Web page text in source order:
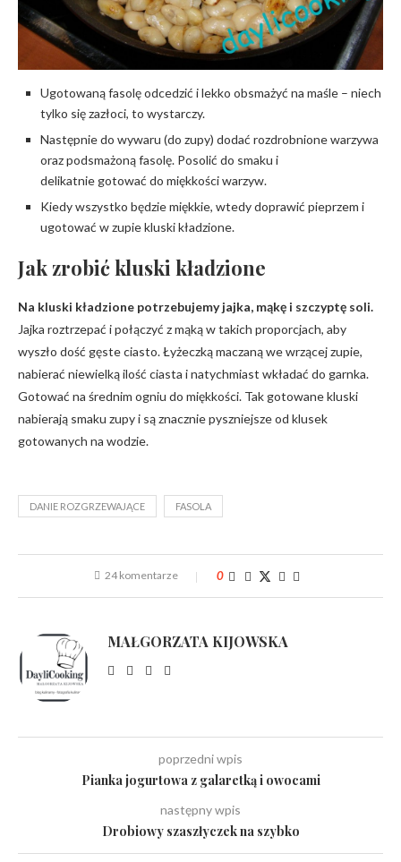
Ugotowaną fasolę odcedzić i lekko obsmażyć na maśle – niech
tylko się zazłoci, to wystarczy.
Następnie do wywaru (do zupy) dodać rozdrobnione warzywa
oraz podsmażoną fasolę. Posolić do smaku i
delikatnie gotować do miękkości warzyw.
Kiedy wszystko będzie miękkie, wtedy doprawić pieprzem i
ugotować w zupie kluski kładzione.
Jak zrobić kluski kładzione
Na kluski kładzione potrzebujemy jajka, mąkę i szczyptę soli.
Jajka roztrzepać i połączyć z mąką w takich proporcjach, aby
wyszło dość gęste ciasto. Łyżeczką maczaną we wrzącej zupie,
nabierać niewielką ilość ciasta i natychmiast wkładać do garnka.
Gotować na średnim ogniu do miękkości. Tak gotowane kluski
nabierają smaku zupy i są znacznie pyszniejsze od klusek
gotowanych na wodzie.
DANIE ROZGRZEWAJĄCE FASOLA
24 komentarze 0
MAŁGORZATA KIJOWSKA
poprzedni wpis
Pianka jogurtowa z galaretką i owocami
następny wpis
Drobiowy szaszłyczek na szybko